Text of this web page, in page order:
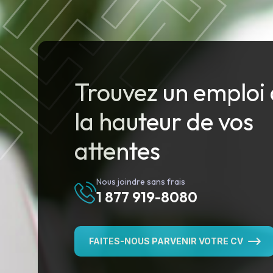
Trouvez un emploi
la hauteur de vos
attentes
Nous joindre sans frais
1 877 919-8080
FAITES-NOUS PARVENIR VOTRE CV